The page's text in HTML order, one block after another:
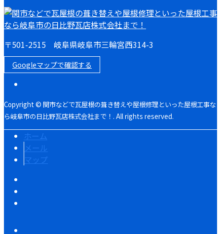
〒501-2515 岐阜県岐阜市三輪宮西314-3
Googleマップで確認する
Copyright © 関市などで瓦屋根の葺き替えや屋根修理といった屋根工事な
ら岐阜市の日比野瓦店株式会社まで！. All rights reserved.
ホーム
メール
マップ